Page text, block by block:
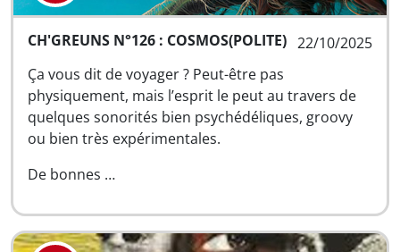
22/10/2025
CH'GREUNS N°126 : COSMOS(POLITE)
Ça vous dit de voyager ? Peut-être pas
physiquement, mais l’esprit le peut au travers de
quelques sonorités bien psychédéliques, groovy
ou bien très expérimentales.
De bonnes …